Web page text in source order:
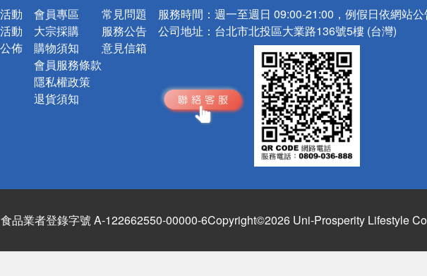
動
動
佈
會員專區
大宗採購
購物須知
會員服務條款
隱私權政策
退貨須知
常見問題
服務公告
意見信箱
服務時間： 週一至週日 09:00-21:00，例假日依網站
公司地址： 台北市北投區大業路136號5樓 (台灣)
食品業者登錄字號 A-122662550-00000-6Copyright©2026 Uni-Prosperity Lifestyle